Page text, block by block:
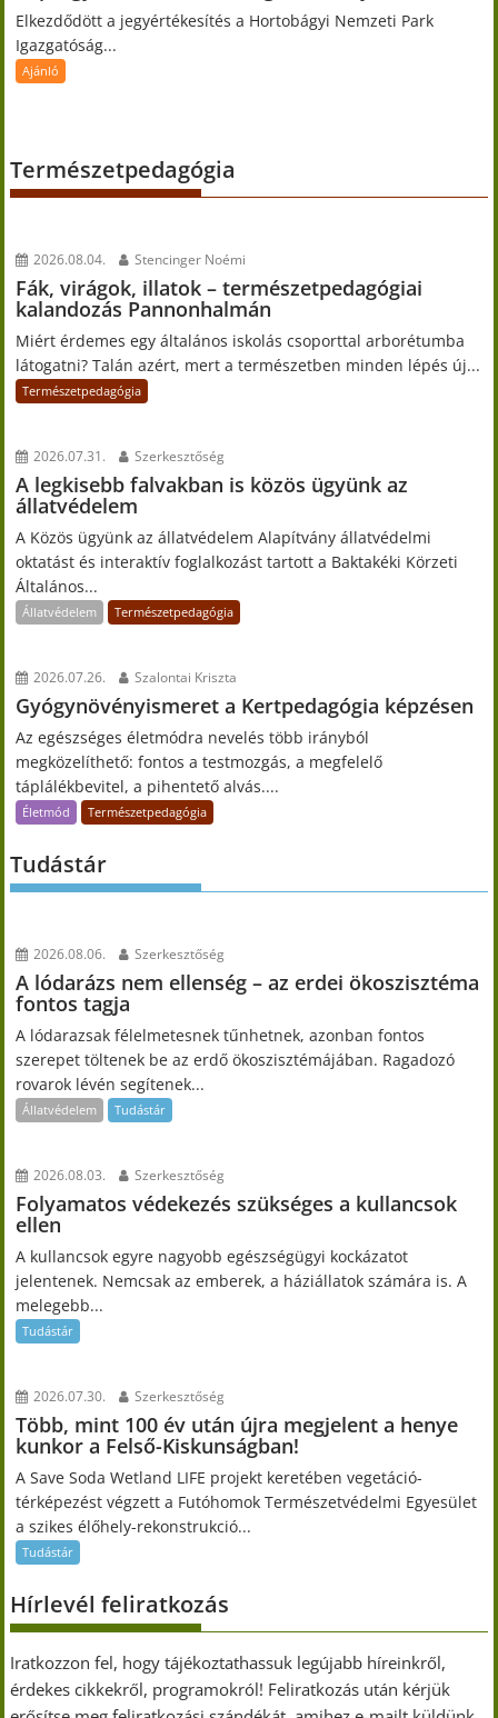
Elkezdődött a jegyértékesítés a Hortobágyi Nemzeti Park
Igazgatóság...
Ajánló
Természetpedagógia
2026.08.04. Stencinger Noémi
Fák, virágok, illatok – természetpedagógiai
kalandozás Pannonhalmán
Miért érdemes egy általános iskolás csoporttal arborétumba
látogatni? Talán azért, mert a természetben minden lépés új...
Természetpedagógia
2026.07.31. Szerkesztőség
A legkisebb falvakban is közös ügyünk az
állatvédelem
A Közös ügyünk az állatvédelem Alapítvány állatvédelmi
oktatást és interaktív foglalkozást tartott a Baktakéki Körzeti
Általános...
Állatvédelem Természetpedagógia
2026.07.26. Szalontai Kriszta
Gyógynövényismeret a Kertpedagógia képzésen
Az egészséges életmódra nevelés több irányból
megközelíthető: fontos a testmozgás, a megfelelő
táplálékbevitel, a pihentető alvás....
Életmód Természetpedagógia
Tudástár
2026.08.06. Szerkesztőség
A lódarázs nem ellenség – az erdei ökoszisztéma
fontos tagja
A lódarazsak félelmetesnek tűnhetnek, azonban fontos
szerepet töltenek be az erdő ökoszisztémájában. Ragadozó
rovarok lévén segítenek...
Állatvédelem Tudástár
2026.08.03. Szerkesztőség
Folyamatos védekezés szükséges a kullancsok
ellen
A kullancsok egyre nagyobb egészségügyi kockázatot
jelentenek. Nemcsak az emberek, a háziállatok számára is. A
melegebb...
Tudástár
2026.07.30. Szerkesztőség
Több, mint 100 év után újra megjelent a henye
kunkor a Felső-Kiskunságban!
A Save Soda Wetland LIFE projekt keretében vegetáció-
térképezést végzett a Futóhomok Természetvédelmi Egyesület
a szikes élőhely-rekonstrukció...
Tudástár
Hírlevél feliratkozás
Iratkozzon fel, hogy tájékoztathassuk legújabb híreinkről,
érdekes cikkekről, programokról! Feliratkozás után kérjük